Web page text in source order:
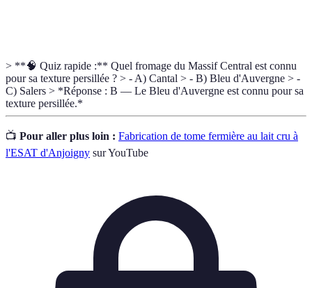
> **🧠 Quiz rapide :** Quel fromage du Massif Central est connu
pour sa texture persillée ? > - A) Cantal > - B) Bleu d'Auvergne > -
C) Salers > *Réponse : B — Le Bleu d'Auvergne est connu pour sa
texture persillée.*
📺 Pour aller plus loin : Fabrication de tome fermière au lait cru à
l'ESAT d'Anjoigny sur YouTube